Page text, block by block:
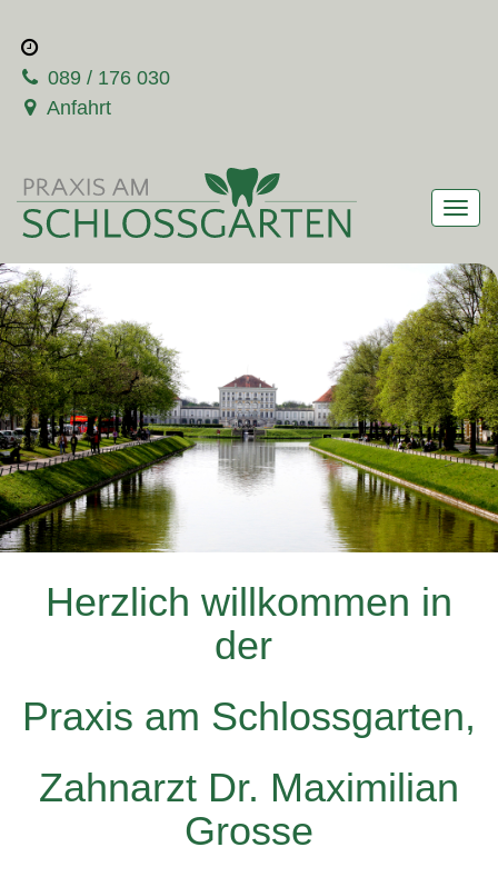
089 / 176 030
Anfahrt
Herzlich willkommen in
der
Praxis am Schlossgarten,
Zahnarzt Dr. Maximilian
Grosse